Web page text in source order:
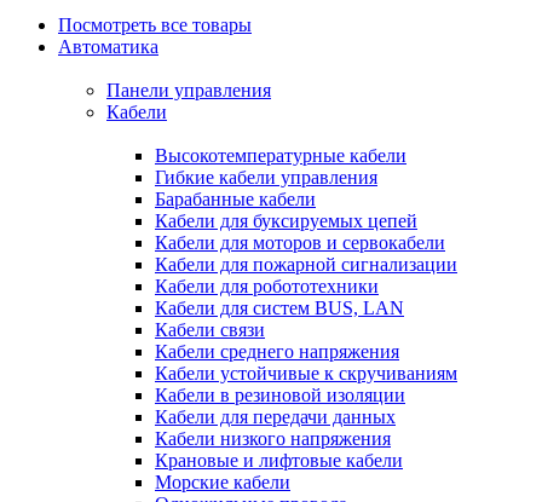
Посмотреть все товары
Автоматика
Панели управления
Кабели
Высокотемпературные кабели
Гибкие кабели управления
Барабанные кабели
Кабели для буксируемых цепей
Кабели для моторов и сервокабели
Кабели для пожарной сигнализации
Кабели для робототехники
Кабели для систем BUS, LAN
Кабели связи
Кабели среднего напряжения
Кабели устойчивые к скручиваниям
Кабели в резиновой изоляции
Кабели для передачи данных
Кабели низкого напряжения
Крановые и лифтовые кабели
Морские кабели